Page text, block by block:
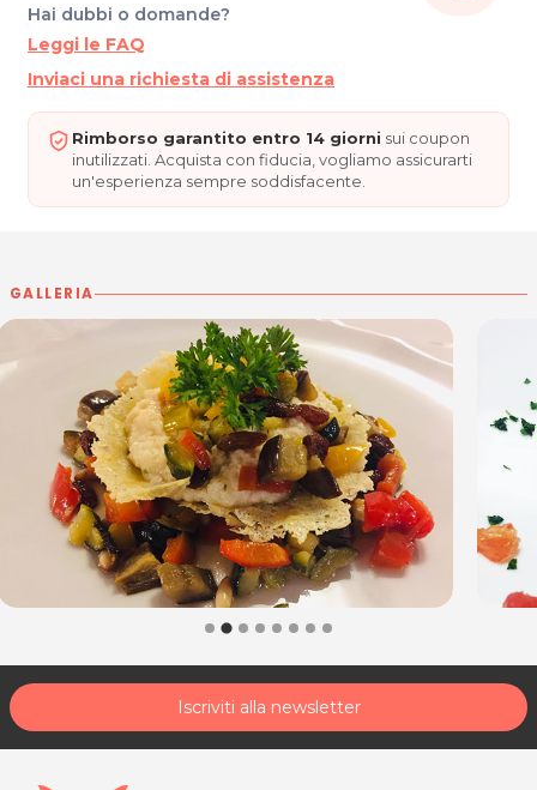
33100 Udine
Per ulteriori informazioni sull'offerta o sulle modalità di
acquisto scrivi aposta@espevia.it.
Hai dubbi o domande?
Leggi le FAQ
Inviaci una richiesta di assistenza
Rimborso garantito entro 14 giorni sui coupon
inutilizzati. Acquista con fiducia, vogliamo assicurarti
un'esperienza sempre soddisfacente.
GALLERIA
Iscriviti alla newsletter